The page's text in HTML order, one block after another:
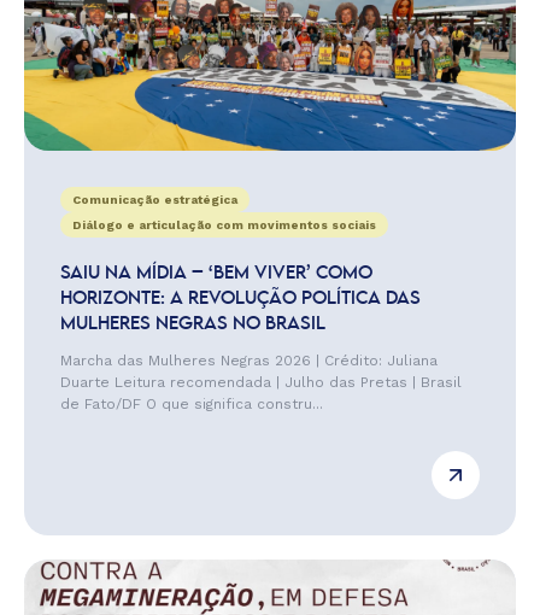
Comunicação estratégica
Diálogo e articulação com movimentos sociais
SAIU NA MÍDIA – ‘BEM VIVER’ COMO
HORIZONTE: A REVOLUÇÃO POLÍTICA DAS
MULHERES NEGRAS NO BRASIL
Marcha das Mulheres Negras 2026 | Crédito: Juliana
Duarte Leitura recomendada | Julho das Pretas | Brasil
de Fato/DF O que significa constru...